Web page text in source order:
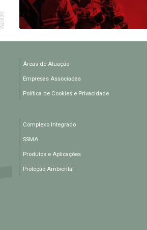
Áreas de Atuação
Empresas Associadas
Política de Cookies e Privacidade
Complexo Integrado
SSMA
Produtos e Aplicações
Proteção Ambiental